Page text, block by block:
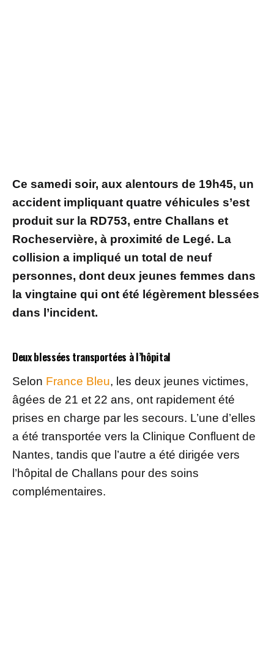
Ce samedi soir, aux alentours de 19h45, un
accident impliquant quatre véhicules s’est
produit sur la RD753, entre Challans et
Rocheservière, à proximité de Legé. La
collision a impliqué un total de neuf
personnes, dont deux jeunes femmes dans
la vingtaine qui ont été légèrement blessées
dans l’incident.
Deux blessées transportées à l’hôpital
Selon France Bleu, les deux jeunes victimes,
âgées de 21 et 22 ans, ont rapidement été
prises en charge par les secours. L’une d’elles
a été transportée vers la Clinique Confluent de
Nantes, tandis que l’autre a été dirigée vers
l’hôpital de Challans pour des soins
complémentaires.